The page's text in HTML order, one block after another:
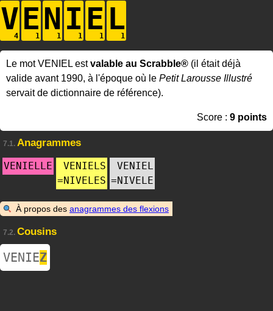
VENI E L
Le mot VENIEL estvalable au Scrabble® (il était déjà
valide avant 1990, à l'époque où le Petit Larousse Illustré
servait de dictionnaire de référence).
Score : 9 points
7.1. Anagrammes
VENIELLE
VENIELS
=NIVELES
VENIEL
=NIVELE
À propos des anagrammes des flexions
7.2. Cousins
VENIEZ